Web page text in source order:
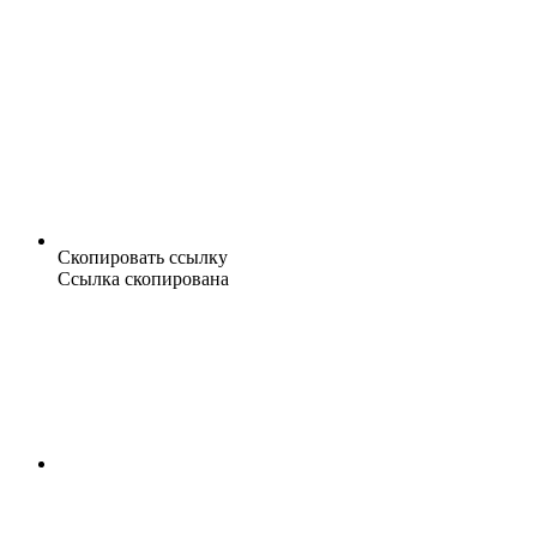
Скопировать ссылку
Ссылка скопирована